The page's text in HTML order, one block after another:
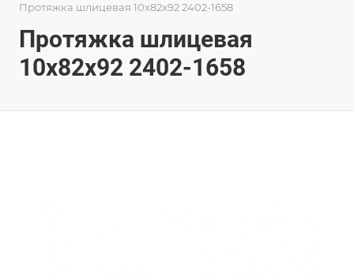
Протяжка шлицевая 10x82x92 2402-1658
Протяжка шлицевая
10x82x92 2402-1658